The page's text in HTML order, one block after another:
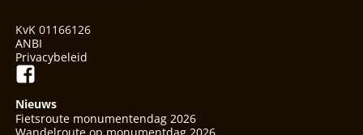
KvK 01166126
ANBI
Privacybeleid
Nieuws
Fietsroute monumentendag 2026